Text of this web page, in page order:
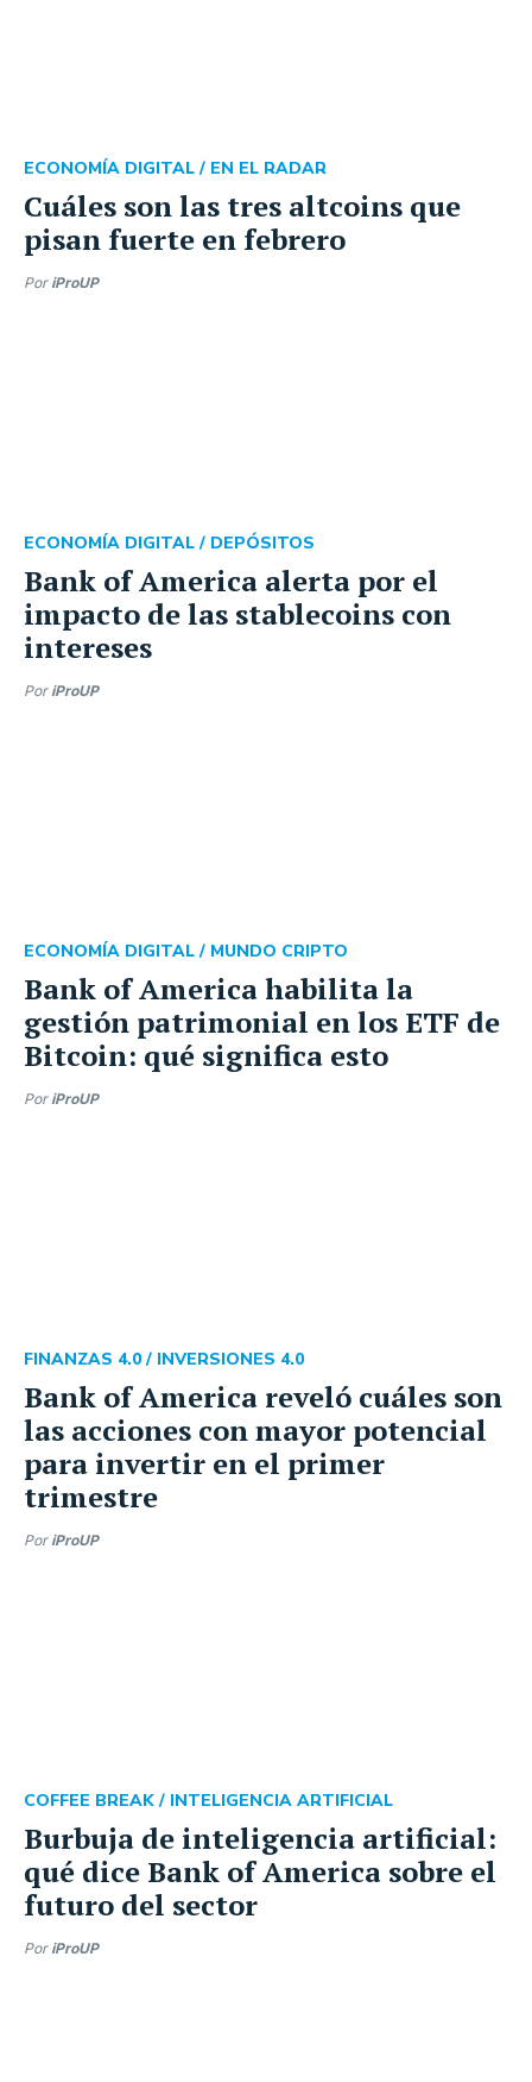
Cuáles son las tres altcoins que
pisan fuerte en febrero
ECONOMÍA DIGITAL / EN EL RADAR
Por iProUP
Bank of America alerta por el
impacto de las stablecoins con
intereses
ECONOMÍA DIGITAL / DEPÓSITOS
Por iProUP
Bank of America habilita la
gestión patrimonial en los ETF de
Bitcoin: qué significa esto
ECONOMÍA DIGITAL / MUNDO CRIPTO
Por iProUP
Bank of America reveló cuáles son
las acciones con mayor potencial
para invertir en el primer
trimestre
FINANZAS 4.0 / INVERSIONES 4.0
Por iProUP
Burbuja de inteligencia artificial:
qué dice Bank of America sobre el
futuro del sector
COFFEE BREAK / INTELIGENCIA ARTIFICIAL
Por iProUP